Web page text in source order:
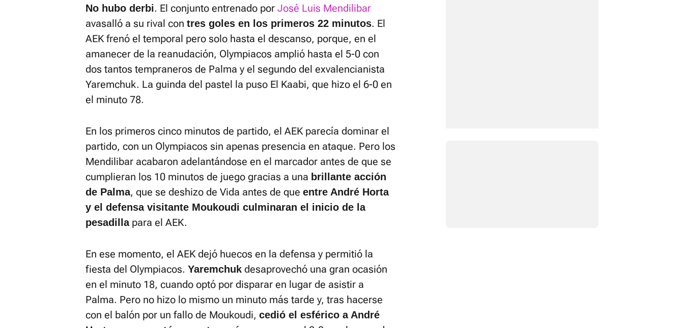
No hubo derbi. El conjunto entrenado por José Luis Mendilibar
avasalló a su rival con tres goles en los primeros 22 minutos. El
AEK frenó el temporal pero solo hasta el descanso, porque, en el
amanecer de la reanudación, Olympiacos amplió hasta el 5-0 con
dos tantos tempraneros de Palma y el segundo del exvalencianista
Yaremchuk. La guinda del pastel la puso El Kaabi, que hizo el 6-0 en
el minuto 78.
En los primeros cinco minutos de partido, el AEK parecía dominar el
partido, con un Olympiacos sin apenas presencia en ataque. Pero los
Mendilibar acabaron adelantándose en el marcador antes de que se
cumplieran los 10 minutos de juego gracias a una brillante acción
de Palma, que se deshizo de Vida antes de que entre André Horta
y el defensa visitante Moukoudi culminaran el inicio de la
pesadillapara el AEK.
En ese momento, el AEK dejó huecos en la defensa y permitió la
fiesta del Olympiacos. Yaremchuk desaprovechó una gran ocasión
en el minuto 18, cuando optó por disparar en lugar de asistir a
Palma. Pero no hizo lo mismo un minuto más tarde y, tras hacerse
con el balón por un fallo de Moukoudi, cedió el esférico a André